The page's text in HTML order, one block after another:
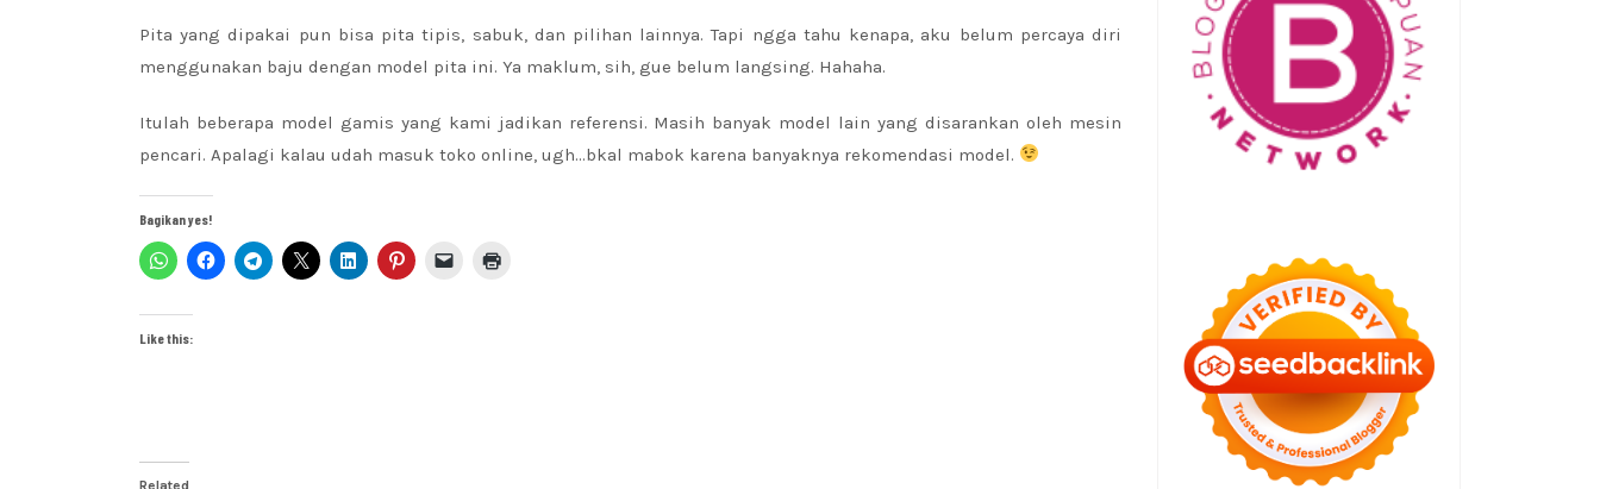
Pita yang dipakai pun bisa pita tipis, sabuk, dan pilihan lainnya. Tapi ngga tahu kenapa, aku belum percaya diri
menggunakan baju dengan model pita ini. Ya maklum, sih, gue belum langsing. Hahaha.
Itulah beberapa model gamis yang kami jadikan referensi. Masih banyak model lain yang disarankan oleh mesin
pencari. Apalagi kalau udah masuk toko online, ugh…bkal mabok karena banyaknya rekomendasi model.
Bagikan yes!
Like this:
Related